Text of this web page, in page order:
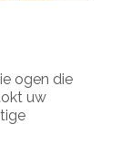
ogen die
uw